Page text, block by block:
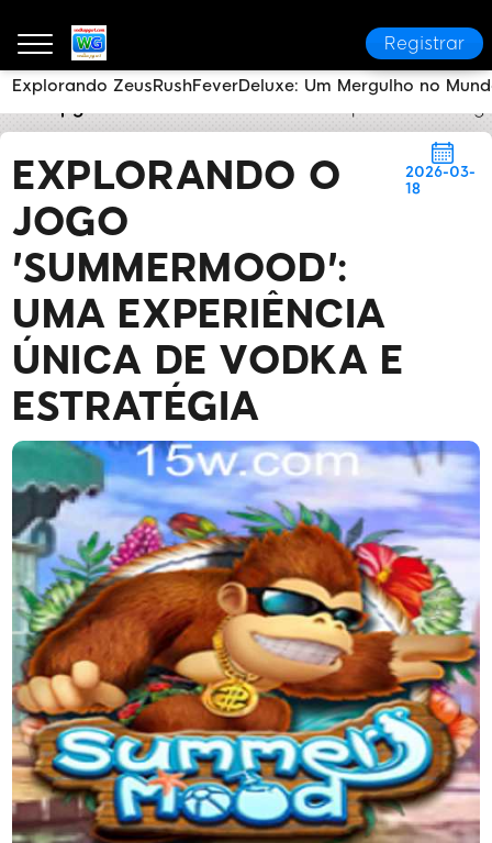
Registrar
EXPLORANDO O
JOGO
'SUMMERMOOD':
UMA EXPERIÊNCIA
ÚNICA DE VODKA E
ESTRATÉGIA
2026-03-
18
Explorando ZeusRushFeverDeluxe: Um Mergulho no